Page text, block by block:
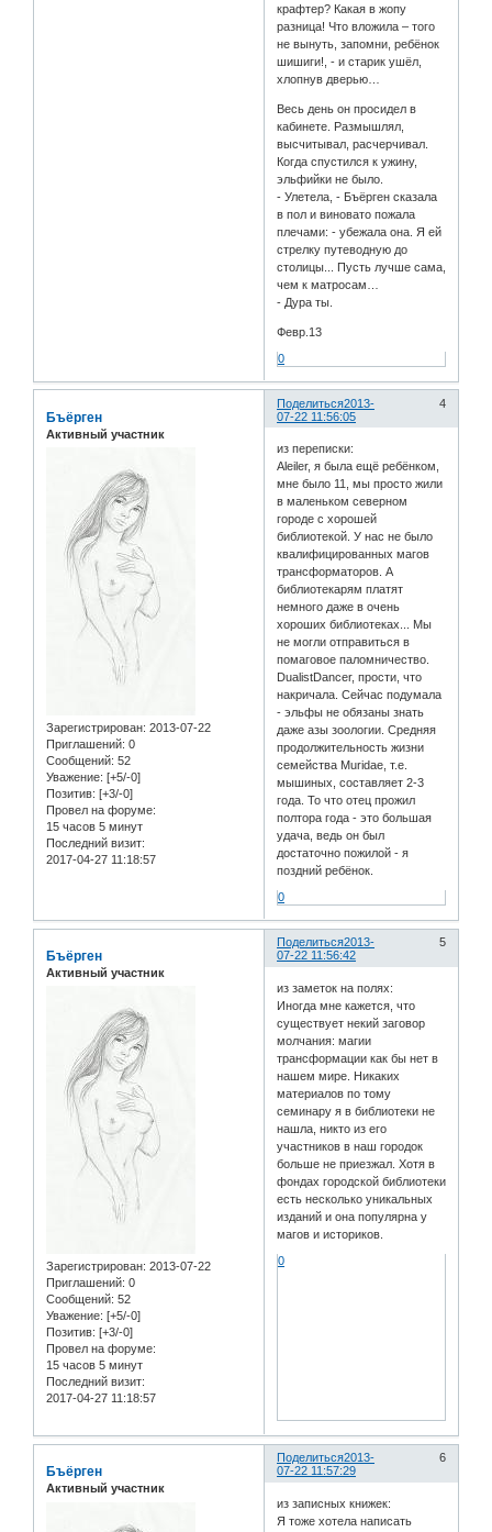
крафтер? Какая в жопу
разница! Что вложила – того
не вынуть, запомни, ребёнок
шишиги!, - и старик ушёл,
хлопнув дверью…
Весь день он просидел в
кабинете. Размышлял,
высчитывал, расчерчивал.
Когда спустился к ужину,
эльфийки не было.
- Улетела, - Бъёрген сказала
в пол и виновато пожала
плечами: - убежала она. Я ей
стрелку путеводную до
столицы... Пусть лучше сама,
чем к матросам…
- Дура ты.
Февр.13
0
Поделиться 4
2013-
07-22 11:56:05
Бъёрген
Активный участник
Зарегистрирован: 2013-07-22
Приглашений: 0
Сообщений: 52
Уважение: [+5/-0]
Позитив: [+3/-0]
Провел на форуме:
15 часов 5 минут
Последний визит:
2017-04-27 11:18:57
из переписки:
Aleiler, я была ещё ребёнком,
мне было 11, мы просто жили
в маленьком северном
городе с хорошей
библиотекой. У нас не было
квалифицированных магов
трансформаторов. А
библиотекарям платят
немного даже в очень
хороших библиотеках... Мы
не могли отправиться в
помаговое паломничество.
DualistDancer, прости, что
накричала. Сейчас подумала
- эльфы не обязаны знать
даже азы зоологии. Средняя
продолжительность жизни
семейства Muridae, т.е.
мышиных, составляет 2-3
года. То что отец прожил
полтора года - это большая
удача, ведь он был
достаточно пожилой - я
поздний ребёнок.
0
Поделиться 5
2013-
07-22 11:56:42
Бъёрген
Активный участник
Зарегистрирован: 2013-07-22
Приглашений: 0
Сообщений: 52
Уважение: [+5/-0]
Позитив: [+3/-0]
Провел на форуме:
15 часов 5 минут
Последний визит:
2017-04-27 11:18:57
из заметок на полях:
Иногда мне кажется, что
существует некий заговор
молчания: магии
трансформации как бы нет в
нашем мире. Никаких
материалов по тому
семинару я в библиотеки не
нашла, никто из его
участников в наш городок
больше не приезжал. Хотя в
фондах городской библиотеки
есть несколько уникальных
изданий и она популярна у
магов и историков.
0
Поделиться 6
2013-
07-22 11:57:29
Бъёрген
Активный участник
из записных книжек:
Я тоже хотела написать